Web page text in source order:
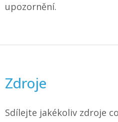
upozornění.
Zdroje
Sdílejte jakékoliv zdroje